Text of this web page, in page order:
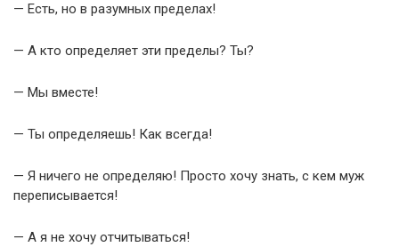
— Есть, но в разумных пределах!
— А кто определяет эти пределы? Ты?
— Мы вместе!
— Ты определяешь! Как всегда!
— Я ничего не определяю! Просто хочу знать, с кем муж
переписывается!
— А я не хочу отчитываться!